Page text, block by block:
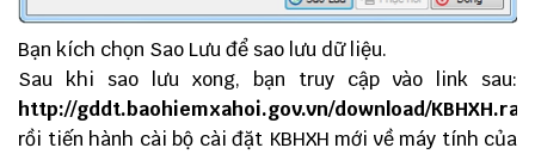
Bạn kích chọn Sao Lưu để sao lưu dữ liệu.
Sau khi sao lưu xong, bạn truy cập vào link sau:
http://gddt.baohiemxahoi.gov.vn/download/KBHXH.rar
rồi tiến hành cài bộ cài đặt KBHXH mới về máy tính của